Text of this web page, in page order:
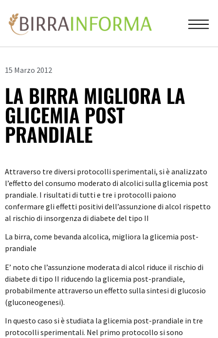
15 Marzo 2012
LA BIRRA MIGLIORA LA
GLICEMIA POST
PRANDIALE
Attraverso tre diversi protocolli sperimentali, si è analizzato
l’effetto del consumo moderato di alcolici sulla glicemia post
prandiale. I risultati di tutti e tre i protocolli paiono
confermare gli effetti positivi dell’assunzione di alcol rispetto
al rischio di insorgenza di diabete del tipo II
La birra, come bevanda alcolica, migliora la glicemia post-
prandiale
E’ noto che l’assunzione moderata di alcol riduce il rischio di
diabete di tipo II riducendo la glicemia post-prandiale,
probabilmente attraverso un effetto sulla sintesi di glucosio
(gluconeogenesi).
In questo caso si è studiata la glicemia post-prandiale in tre
protocolli sperimentali. Nel primo protocollo si sono